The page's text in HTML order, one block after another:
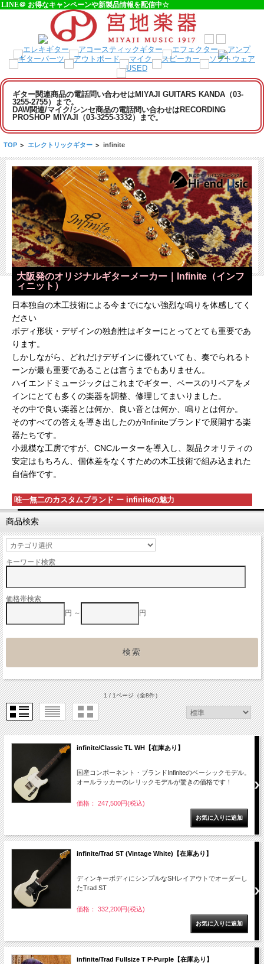
LINE＠ お得なキャンペーンや新製品情報を配信中☆
ギター関連商品の電話問い合わせはMIYAJI GUITARS KANDA（03-
3255-2755）まで。
DAW関連/マイク/シンセ商品の電話問い合わせはRECORDING
PROSHOP MIYAJI（03-3255-3332）まで。
TOP > エレクトリックギター > infinite
大阪発のオリジナルギターメーカー｜Infinite（インフ
ィニット）
日本独自の木工技術による今までにない強烈な鳴りを体感してく
ださい
ボディ形状・デザインの独創性はギターにとってとても重要であ
ります。
しかしながら、どれだけデザインに優れていても、奏でられるト
ーンが最も重要であることは言うまでもありません。
ハイエンドミュージックはこれまでギター、ベースのリペアをメ
インにとても多くの楽器を調整、修理してまいりました。
その中で良い楽器とは何か、良い音とは何か、鳴りとは何か。
そのすべての答えを導き出したのがInfiniteブランドで展開する楽
器たちです。
小規模な工房ですが、CNCルーターを導入し、製品クオリティの
安定はもちろん、個体差をなくすための木工技術で組み込まれた
自信作です。
唯一無二のカスタムブランド ー infiniteの魅力
商品検索
キーワード検索
価格帯検索
円 ～
円
1 / 1ページ（全8件）
infinite/Classic TL WH【在庫あり】
国産コンポーネント・ブランドInfiniteのベーシックモデル。
オールラッカーのレリックモデルが驚きの価格です！
価格： 247,500円(税込)
infinite/Trad ST (Vintage White)【在庫あり】
ディンキーボディにシンプルなSHレイアウトでオーダーし
たTrad ST
価格： 332,200円(税込)
infinite/Trad Fullsize T P-Purple【在庫あり】